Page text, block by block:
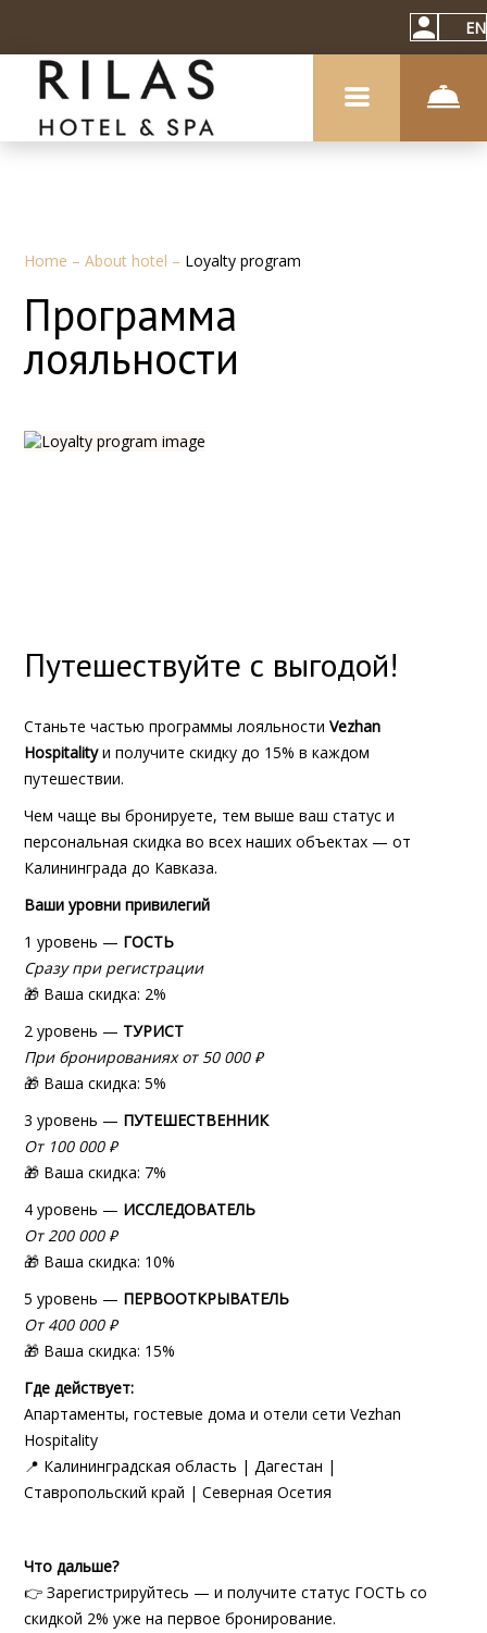
EN
Home –About hotel – Loyalty program
Программа
лояльности
Путешествуйте с выгодой!
Станьте частью программы лояльностиVezhan
Hospitality и получите скидку до 15% в каждом
путешествии.
Чем чаще вы бронируете, тем выше ваш статус и
персональная скидка во всех наших объектах — от
Калининграда до Кавказа.
Ваши уровни привилегий
1 уровень — ГОСТЬ
Сразу при регистрации
🎁 Ваша скидка: 2%
2 уровень — ТУРИСТ
При бронированиях от 50 000 ₽
🎁 Ваша скидка: 5%
3 уровень — ПУТЕШЕСТВЕННИК
От 100 000 ₽
🎁 Ваша скидка: 7%
4 уровень — ИССЛЕДОВАТЕЛЬ
От 200 000 ₽
🎁 Ваша скидка: 10%
5 уровень — ПЕРВООТКРЫВАТЕЛЬ
От 400 000 ₽
🎁 Ваша скидка: 15%
Где действует:
Апартаменты, гостевые дома и отели сети Vezhan
Hospitality
📍 Калининградская область | Дагестан |
Ставропольский край | Северная Осетия
Что дальше?
👉 Зарегистрируйтесь — и получите статус ГОСТЬ со
скидкой 2% уже на первое бронирование.